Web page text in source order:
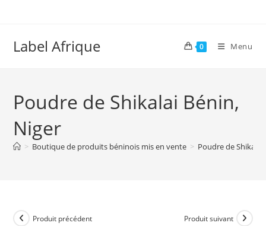
Label Afrique 0 Menu
Poudre de Shikalai Bénin,
Niger
> Boutique de produits béninois mis en vente > Poudre de Shikalai
Produit précédent Produit suivant